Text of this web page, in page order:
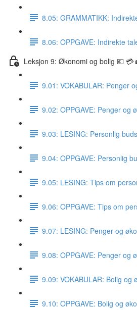
8.05: GRAMMATIKK:
8.06: OPPGAVE: Indirekte
Leksjon 9: Økonomi og bolig 💶 💳
9.01: VOKABULAR: Penger
9.02: OPPGAVE: Penger og
9.03: LESING: Personlig
9.04: OPPGAVE: Personlig
9.05: LESING: Tips om
9.06: OPPGAVE: Tips om
9.07: LESING: Penger og
9.08: OPPGAVE: Penger og
9.09: VOKABULAR: Bolig og
9.10: OPPGAVE: Bolig og